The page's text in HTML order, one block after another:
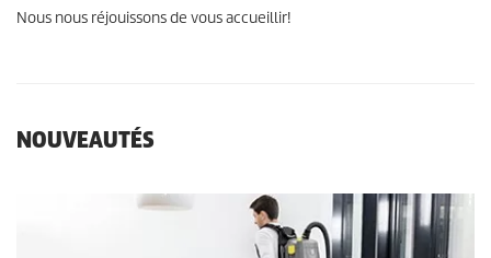
Nous nous réjouissons de vous accueillir!
NOUVEAUTÉS